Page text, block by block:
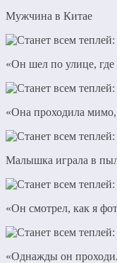
Мужчина в Китае
«Он шел по улице,
«Она проходила мимо,
Малышка играла в
«Он смотрел, как я
«Однажды он